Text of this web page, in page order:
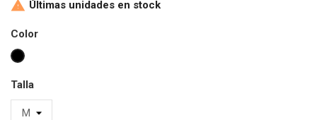
 Últimas unidades en stock
Color
Negro
Talla